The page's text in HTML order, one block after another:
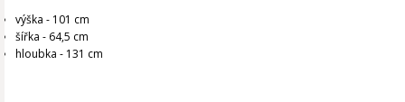
výška - 101 cm
šířka - 64,5 cm
hloubka - 131 cm